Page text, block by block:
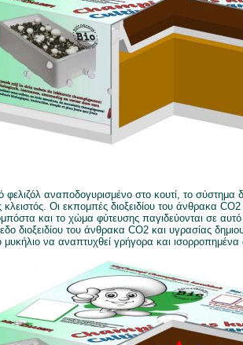
αναποδογυρισμένο στο κουτί, το σύστημα
κλειστός. Οι εκπομπές διοξειδίου του άνθρακα
και το χώμα φύτευσης παγιδεύονται σε
διοξειδίου του άνθρακα CO2 και υγρασίας
μυκήλιο να αναπτυχθεί γρήγορα και